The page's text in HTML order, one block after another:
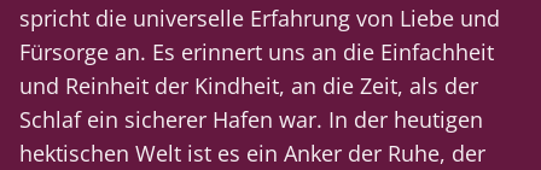
spricht die universelle Erfahrung von Liebe und
Fürsorge an. Es erinnert uns an die Einfachheit
und Reinheit der Kindheit, an die Zeit, als der
Schlaf ein sicherer Hafen war. In der heutigen
hektischen Welt ist es ein Anker der Ruhe, der